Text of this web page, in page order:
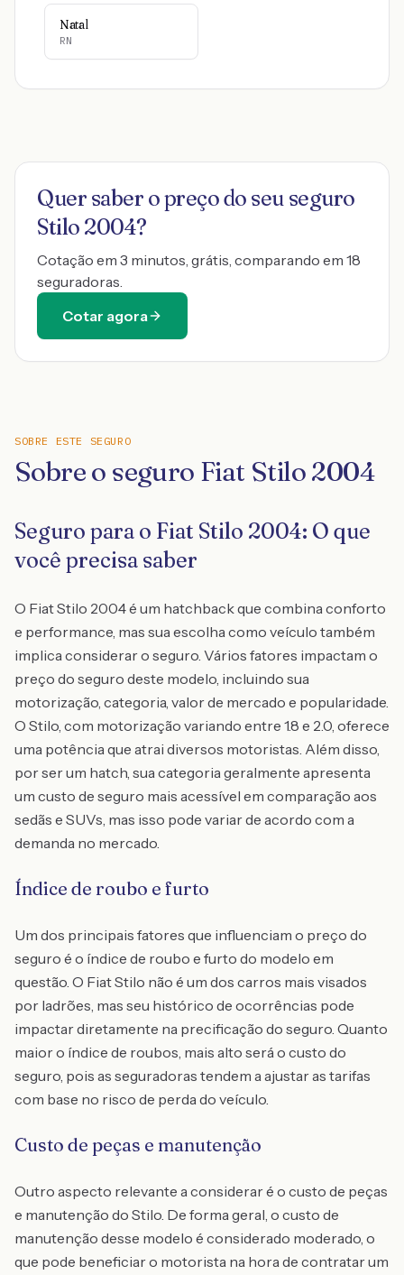
Natal
RN
Quer saber o preço do seu seguro
Stilo 2004?
Cotação em 3 minutos, grátis, comparando em 18
seguradoras.
Cotar agora
SOBRE ESTE SEGURO
Sobre o seguro Fiat Stilo 2004
Seguro para o Fiat Stilo 2004: O que
você precisa saber
O Fiat Stilo 2004 é um hatchback que combina conforto
e performance, mas sua escolha como veículo também
implica considerar o seguro. Vários fatores impactam o
preço do seguro deste modelo, incluindo sua
motorização, categoria, valor de mercado e popularidade.
O Stilo, com motorização variando entre 1.8 e 2.0, oferece
uma potência que atrai diversos motoristas. Além disso,
por ser um hatch, sua categoria geralmente apresenta
um custo de seguro mais acessível em comparação aos
sedãs e SUVs, mas isso pode variar de acordo com a
demanda no mercado.
Índice de roubo e furto
Um dos principais fatores que influenciam o preço do
seguro é o índice de roubo e furto do modelo em
questão. O Fiat Stilo não é um dos carros mais visados
por ladrões, mas seu histórico de ocorrências pode
impactar diretamente na precificação do seguro. Quanto
maior o índice de roubos, mais alto será o custo do
seguro, pois as seguradoras tendem a ajustar as tarifas
com base no risco de perda do veículo.
Custo de peças e manutenção
Outro aspecto relevante a considerar é o custo de peças
e manutenção do Stilo. De forma geral, o custo de
manutenção desse modelo é considerado moderado, o
que pode beneficiar o motorista na hora de contratar um